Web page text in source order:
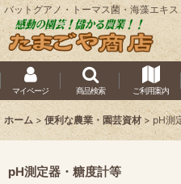
バットグアノ・トーマス菌・海藻エキ
マイページ 商品検索 ご利用案内
ホーム > 便利な農業・園芸資材 > pH測
pH測定器・糖度計等